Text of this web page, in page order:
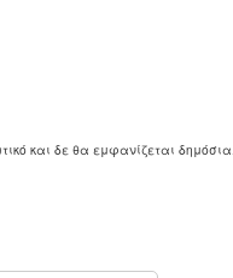
και δε θα εμφανίζεται δημόσια.